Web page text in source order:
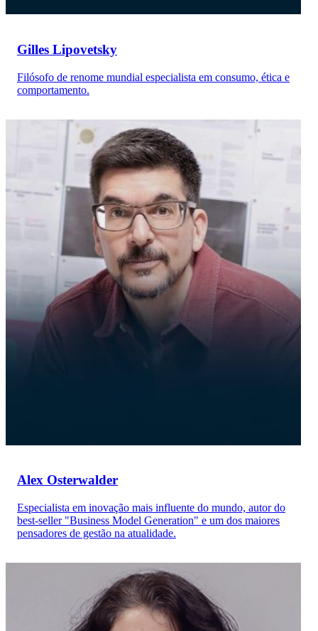
Gilles Lipovetsky
Filósofo de renome mundial especialista em consumo, ética e
comportamento.
Alex Osterwalder
Especialista em inovação mais influente do mundo, autor do
best-seller "Business Model Generation" e um dos maiores
pensadores de gestão na atualidade.